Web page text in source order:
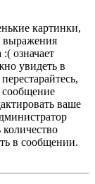
картинки,
выражения
означает
увидеть в
сообщение
ваше
в сообщении.